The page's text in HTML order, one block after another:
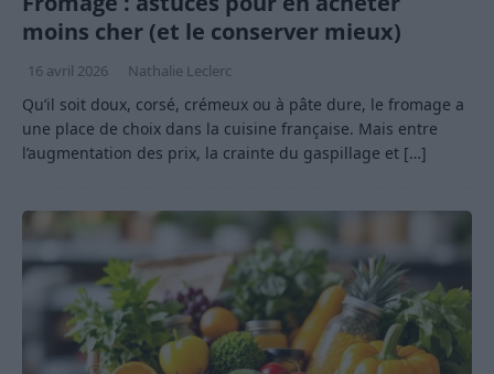
moins cher (et le conserver mieux)
16 avril 2026 Nathalie Leclerc
Qu’il soit doux, corsé, crémeux ou à pâte dure, le fromage a
une place de choix dans la cuisine française. Mais entre
l’augmentation des prix, la crainte du gaspillage et […]